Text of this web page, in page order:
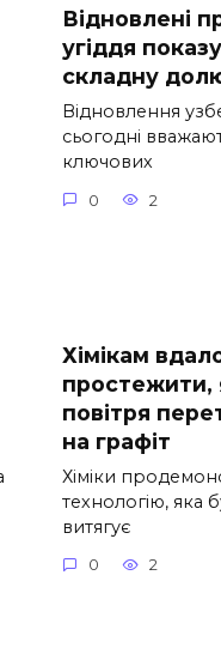
Відновлені
угіддя
складну
Відновлення
сьогодні
ключових
0 2
Хімікам
простежити,
повітря
на графіт
Хіміки
технологію, яка
витягує
0 2